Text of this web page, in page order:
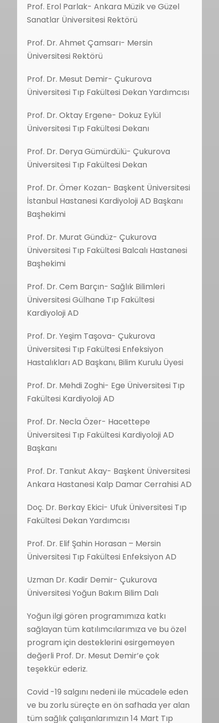
Prof. Erol Parlak- Ankara Müzik ve Güzel
Sanatlar Üniversitesi Rektörü
Prof. Dr. Ahmet Çamsarı- Mersin
Üniversitesi Rektörü
Prof. Dr. Mesut Demir- Çukurova
Üniversitesi Tıp Fakültesi Dekan Yardımcısı
Prof. Dr. Oktay Ergene- Dokuz Eylül
Üniversitesi Tıp Fakültesi Dekanı
Prof. Dr. Derya Gümürdülü- Çukurova
Üniversitesi Tıp Fakültesi Dekan
Prof. Dr. Ömer Kozan- Başkent Üniversitesi
İstanbul Hastanesi Kardiyoloji AD Başkanı
Başhekimi
Prof. Dr. Murat Gündüz- Çukurova
Üniversitesi Tıp Fakültesi Balcalı Hastanesi
Başhekimi
Prof. Dr. Cem Barçın- Sağlık Bilimleri
Üniversitesi Gülhane Tıp Fakültesi
Kardiyoloji AD
Prof. Dr. Yeşim Taşova- Çukurova
Üniversitesi Tıp Fakültesi Enfeksiyon
Hastalıkları AD Başkanı, Bilim Kurulu Üyesi
Prof. Dr. Mehdi Zoghi- Ege Üniversitesi Tıp
Fakültesi Kardiyoloji AD
Prof. Dr. Necla Özer- Hacettepe
Üniversitesi Tıp Fakültesi Kardiyoloji AD
Başkanı
Prof. Dr. Tankut Akay- Başkent Üniversitesi
Ankara Hastanesi Kalp Damar Cerrahisi AD
Doç. Dr. Berkay Ekici- Ufuk Üniversitesi Tıp
Fakültesi Dekan Yardımcısı
Prof. Dr. Elif Şahin Horasan – Mersin
Üniversitesi Tıp Fakültesi Enfeksiyon AD
Uzman Dr. Kadir Demir- Çukurova
Üniversitesi Yoğun Bakım Bilim Dalı
Yoğun ilgi gören programımıza katkı
sağlayan tüm katılımcılarımıza ve bu özel
program için desteklerini esirgemeyen
değerli Prof. Dr. Mesut Demir’e çok
teşekkür ederiz.
Covid -19 salgını nedeni ile mücadele eden
ve bu zorlu süreçte en ön safhada yer alan
tüm sağlık çalışanlarımızın 14 Mart Tıp